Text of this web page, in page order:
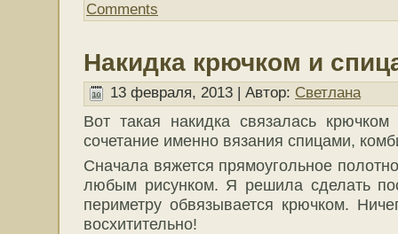
Comments
Накидка крючком и
13 февраля, 2013 | Автор: Светлана
Вот такая накидка связалась
сочетание именно вязания спицами,
Сначала вяжется прямоугольное
любым рисунком. Я решила сделать
периметру обвязывается крючком.
восхитительно!